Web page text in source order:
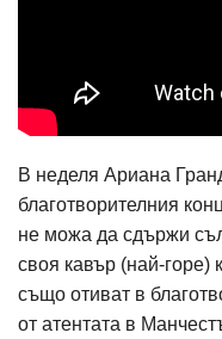
В неделя Ариана
благотворителния
не можа да сдържи
своя кавър (най-горе)
също отиват в
от атентата в